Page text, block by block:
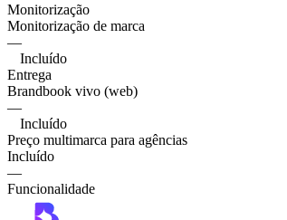
Monitorização
Monitorização de marca
—
Incluído
Entrega
Brandbook vivo (web)
—
Incluído
Preço multimarca para agências
Incluído
—
Funcionalidade